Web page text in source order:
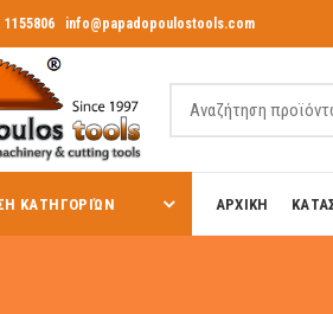
1155806 info@papadopoulostools.com
ΚΑΤΗΓΟΡΙΏΝ ΑΡΧΙΚΗ